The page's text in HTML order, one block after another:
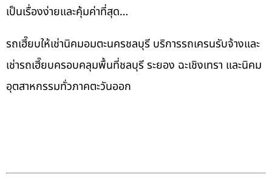
เป็นเรื่องง่ายและคุ้มค่าที่สุด…
รถเฮี๊ยบให้เช่านิคมอมตะนครชลบุรี บริการรถเครนรับจ้างและ
เช่ารถเฮี๊ยบครอบคลุมพื้นที่ชลบุรี ระยอง ฉะเชิงเทรา และนิคม
อุตสาหกรรมทั่วภาคตะวันออก